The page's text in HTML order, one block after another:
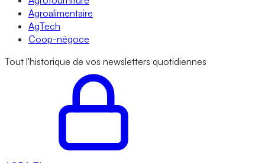
Agroalimentaire
AgTech
Coop-négoce
Tout l'historique de vos newsletters quotidiennes